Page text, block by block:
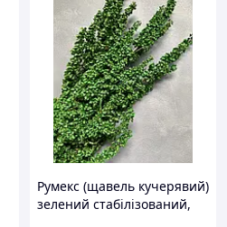
Румекс (щавель кучерявий)
зелений стабілізований,